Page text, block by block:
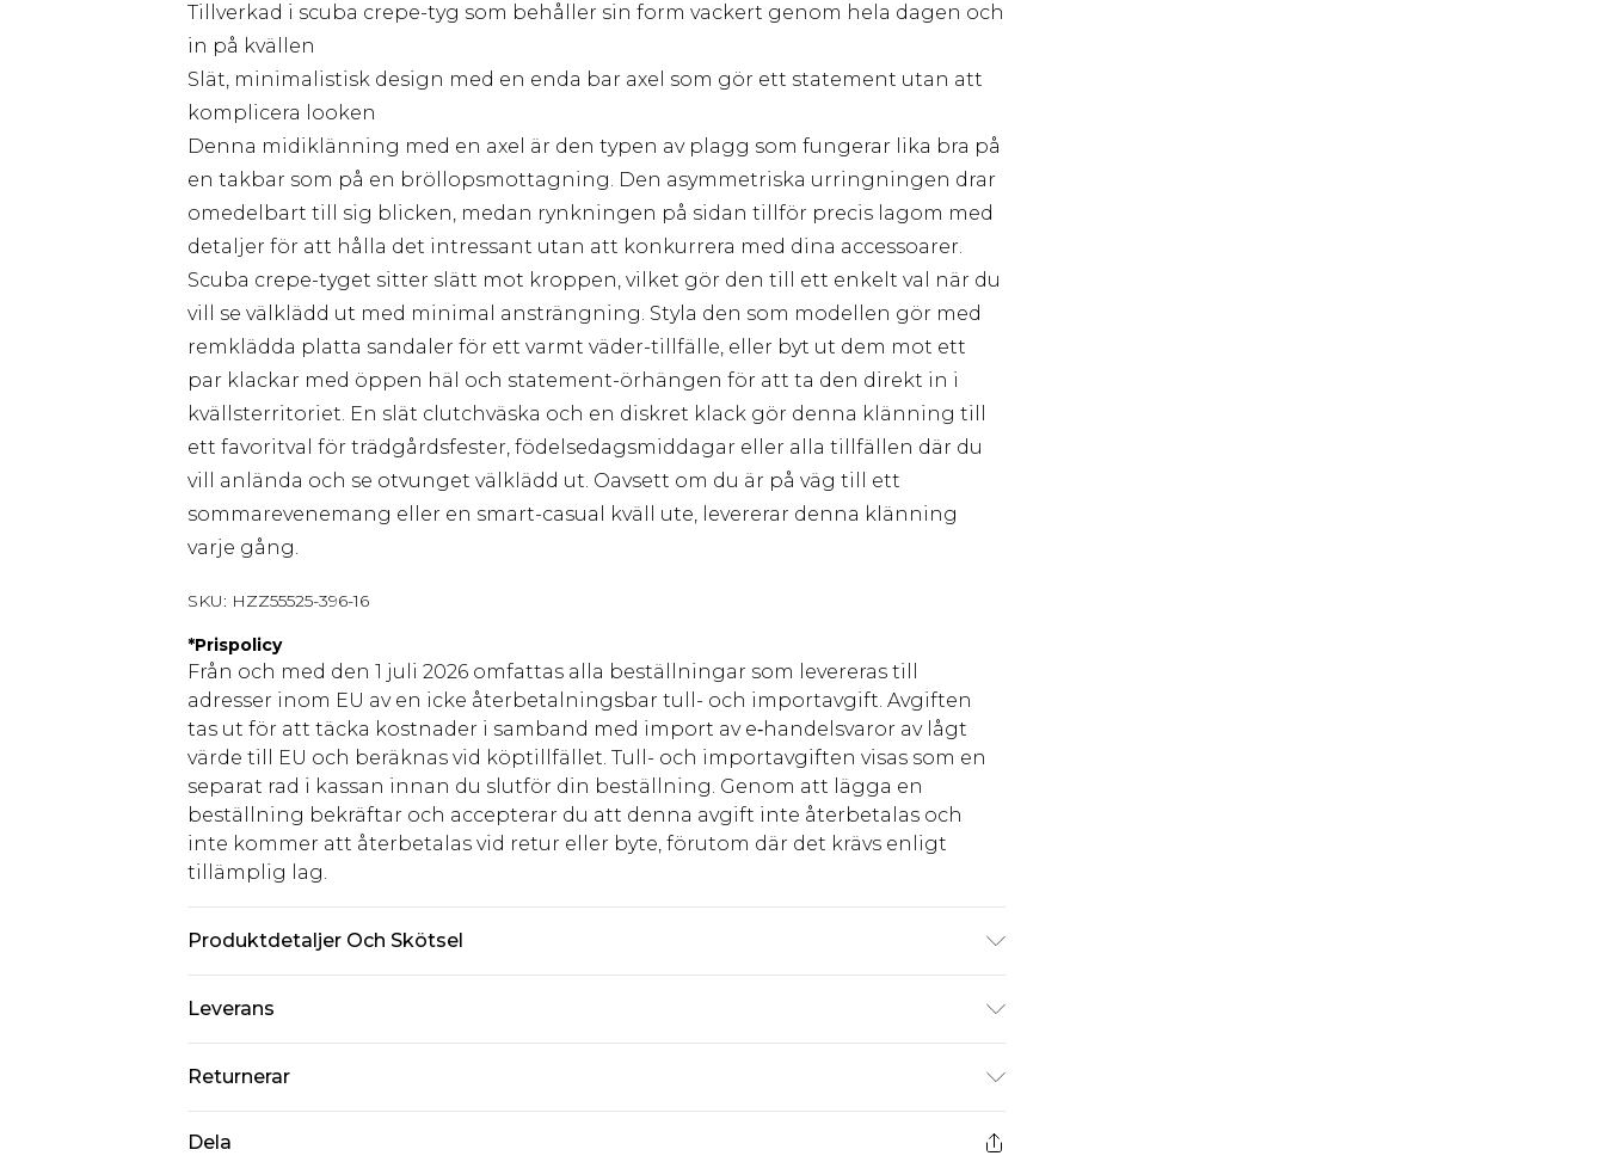
Tillverkad i scuba crepe-tyg som behåller sin form vackert genom hela dagen och
in på kvällen
Slät, minimalistisk design med en enda bar axel som gör ett statement utan att
komplicera looken
Denna midiklänning med en axel är den typen av plagg som fungerar lika bra på
en takbar som på en bröllopsmottagning. Den asymmetriska urringningen drar
omedelbart till sig blicken, medan rynkningen på sidan tillför precis lagom med
detaljer för att hålla det intressant utan att konkurrera med dina accessoarer.
Scuba crepe-tyget sitter slätt mot kroppen, vilket gör den till ett enkelt val när du
vill se välklädd ut med minimal ansträngning. Styla den som modellen gör med
remklädda platta sandaler för ett varmt väder-tillfälle, eller byt ut dem mot ett
par klackar med öppen häl och statement-örhängen för att ta den direkt in i
kvällsterritoriet. En slät clutchväska och en diskret klack gör denna klänning till
ett favoritval för trädgårdsfester, födelsedagsmiddagar eller alla tillfällen där du
vill anlända och se otvunget välklädd ut. Oavsett om du är på väg till ett
sommarevenemang eller en smart-casual kväll ute, levererar denna klänning
varje gång.
SKU: HZZ55525-396-16
*Prispolicy
Från och med den 1 juli 2026 omfattas alla beställningar som levereras till
adresser inom EU av en icke återbetalningsbar tull- och importavgift. Avgiften
tas ut för att täcka kostnader i samband med import av e‑handelsvaror av lågt
värde till EU och beräknas vid köptillfället. Tull- och importavgiften visas som en
separat rad i kassan innan du slutför din beställning. Genom att lägga en
beställning bekräftar och accepterar du att denna avgift inte återbetalas och
inte kommer att återbetalas vid retur eller byte, förutom där det krävs enligt
tillämplig lag.
Produktdetaljer Och Skötsel
Leverans
Standardleverans Sverige
kr80
Expressleverans Sverige
kr239
Returnerar
Dela